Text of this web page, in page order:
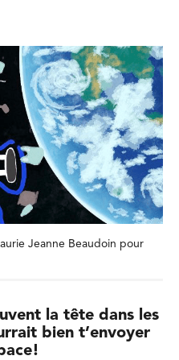
Jeanne Beaudoin pour
la tête dans les
bien t’envoyer